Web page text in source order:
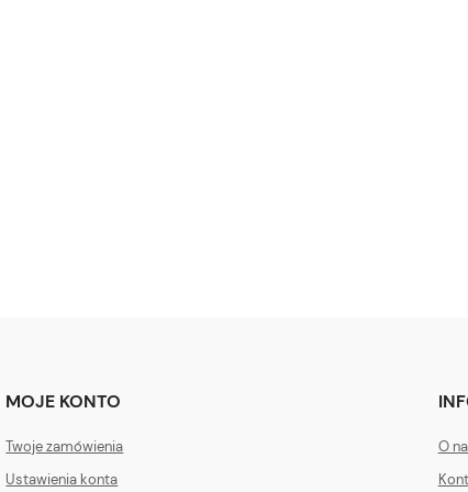
MOJE KONTO
Twoje zamówienia
Ustawienia konta
O